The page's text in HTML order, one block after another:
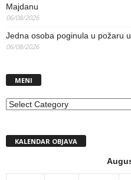
Majdanu
06/08/2026
Jedna osoba poginula u požaru
06/08/2026
MENI
MENI
KALENDAR OBJAVA